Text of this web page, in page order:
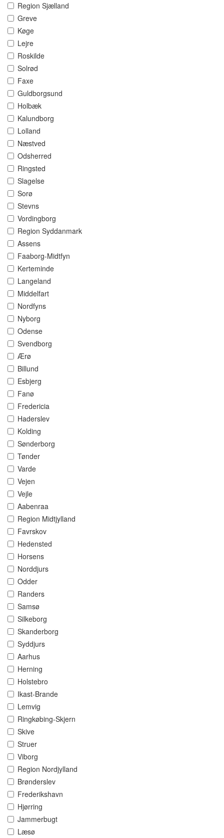
Region Sjælland
Greve
Køge
Lejre
Roskilde
Solrød
Faxe
Guldborgsund
Holbæk
Kalundborg
Lolland
Næstved
Odsherred
Ringsted
Slagelse
Sorø
Stevns
Vordingborg
Region Syddanmark
Assens
Faaborg-Midtfyn
Kerteminde
Langeland
Middelfart
Nordfyns
Nyborg
Odense
Svendborg
Ærø
Billund
Esbjerg
Fanø
Fredericia
Haderslev
Kolding
Sønderborg
Tønder
Varde
Vejen
Vejle
Aabenraa
Region Midtjylland
Favrskov
Hedensted
Horsens
Norddjurs
Odder
Randers
Samsø
Silkeborg
Skanderborg
Syddjurs
Aarhus
Herning
Holstebro
Ikast-Brande
Lemvig
Ringkøbing-Skjern
Skive
Struer
Viborg
Region Nordjylland
Brønderslev
Frederikshavn
Hjørring
Jammerbugt
Læsø